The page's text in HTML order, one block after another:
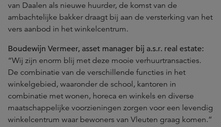
van Daalen als nieuwe huurder, de komst van de
ambachtelijke bakker draagt bij aan de versterking van het
vers aanbod in het winkelcentrum.
Boudewijn Vermeer, asset manager bij a.s.r. real estate:
“Wij zijn enorm blij met deze mooie verhuurtransacties.
De combinatie van de verschillende functies in het
winkelgebied, waaronder de school, kantoren in
combinatie met wonen, horeca en winkels en diverse
maatschappelijke voorzieningen zorgen voor een levendig
winkelcentrum waar bewoners van Vleuten graag komen.”